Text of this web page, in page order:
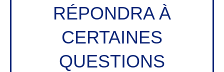
RÉPONDRA À
CERTAINES
QUESTIONS